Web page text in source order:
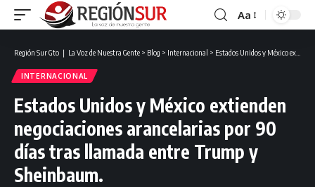
Aa
Región Sur Gto ❘ La Voz de Nuestra Gente > Blog > Internacional > Estados Unidos y México extienden negociaciones arancelarias por 90 días tras llamada entre Trump y Sheinbaum.
INTERNACIONAL
Estados Unidos y México extienden
negociaciones arancelarias por 90
días tras llamada entre Trump y
Sheinbaum.